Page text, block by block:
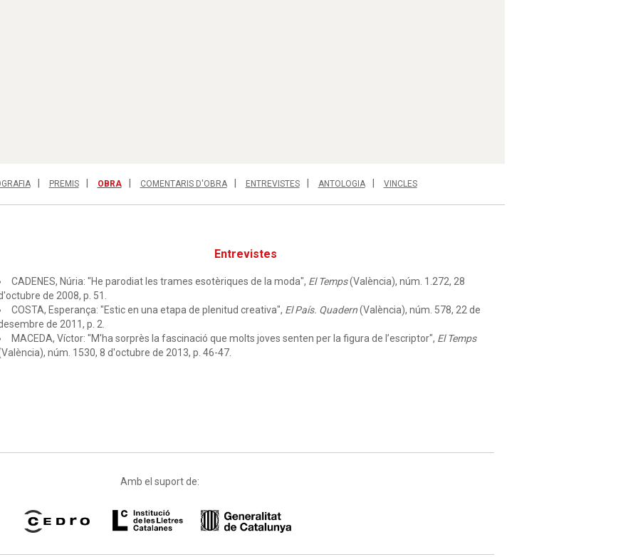
PREMIS OBRA COMENTARIS D'OBRA ENTREVISTES ANTOLOGIA VINCLES
Entrevistes
CADENES, Núria: "He parodiat les trames esotèriques de la moda", El Temps(València), núm. 1.272, 28
de 2008, p. 51.
COSTA, Esperança: "Estic en una etapa de plenitud creativa", El País. Quadern(València), núm. 578, 22 de
de 2011, p. 2.
MACEDA, Víctor: "M'ha sorprès la fascinació que molts joves senten per la figura de l’escriptor", El Temps
núm. 1530, 8 d'octubre de 2013, p. 46-47.
Amb el suport de: